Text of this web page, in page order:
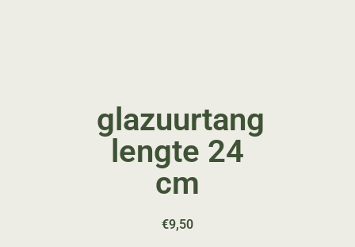
glazuurtang
lengte 24
cm
€9,50